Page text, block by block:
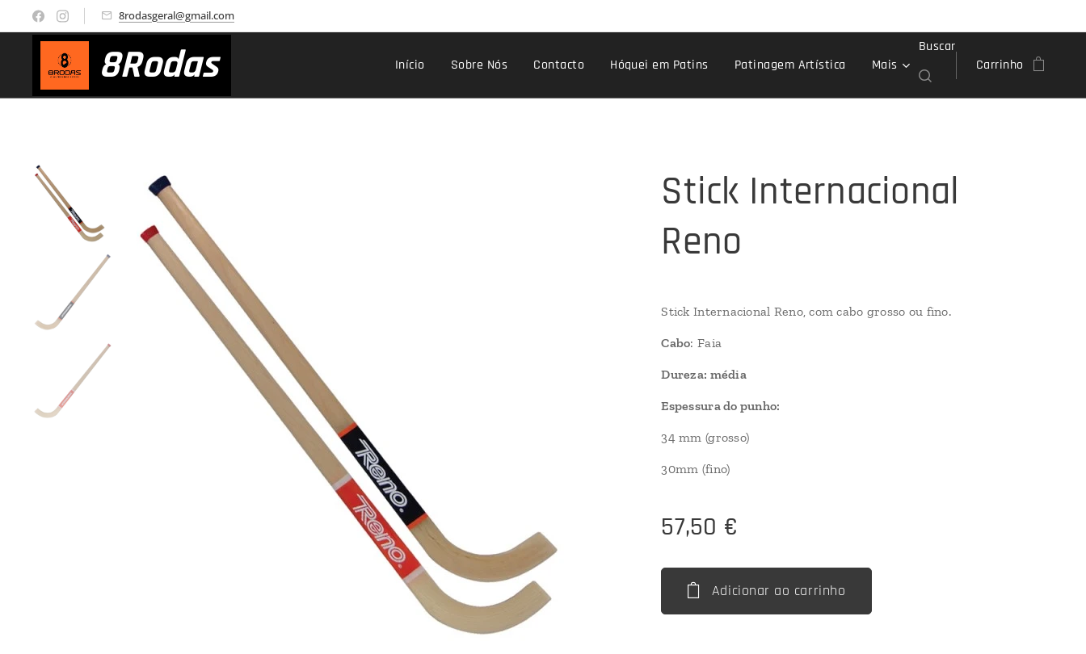
8rodasgeral@gmail.com
8Rodas Início Sobre Nós Contacto Hóquei em Patins Patinagem Artística Mais
Buscar
Carrinho
Stick Internacional
Reno
Stick Internacional Reno, com cabo grosso ou fino.
Cabo: Faia
Dureza: média
Espessura do punho:
34 mm (grosso)
30mm (fino)
57,50 €
Adicionar ao carrinho